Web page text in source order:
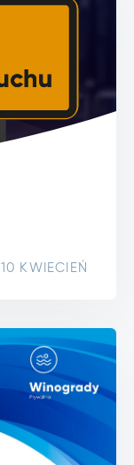
10 KWIECIEŃ